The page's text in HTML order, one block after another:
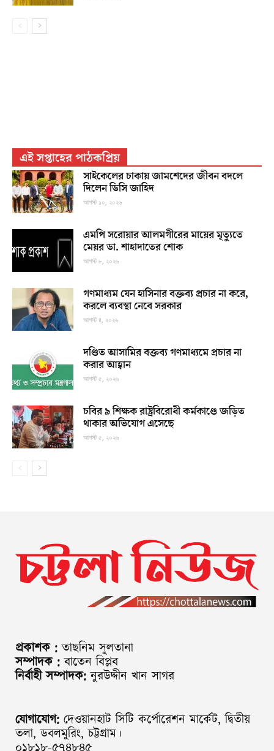
এই সপ্তাহের পাঠকপ্রিয়
সাইকেলের চাকায় জামশেদের জীবন বদলে
দিলেন ডিসি জাহিদ
আগস্ট ১০, ২০২৬
এমপি সরোয়ার আলমগীরের মায়ের মৃত্যুতে
মেয়র ডা. শাহাদাতের শোক
আগস্ট ৮, ২০২৬
গণমাধ্যম যেন হাসিনার বক্তব্য প্রচার না করে,
করলে ব্যবস্থা নেবে সরকার
আগস্ট ৪, ২০২৬
দণ্ডিত আসামির বক্তব্য গণমাধ্যমে প্রচার না
করার আহ্বান
আগস্ট ৫, ২০২৬
চবির ৯ শিক্ষক রাষ্ট্রবিরোধী কর্মকাণ্ডে জড়িত
থাকার অভিযোগ এসেছে
আগস্ট ৫, ২০২৬
প্রকাশক : তাছনিম সুলতানা
সম্পাদক : বাতেন বিপ্লব
নির্বাহী সম্পাদক: নুরউদ্দীন খান সাগর
যোগাযোগ: দেওয়ানহাট সিটি কর্পোরেশন মার্কেট, দ্বিতীয়
তলা, ডবলমুরিং, চট্টগ্রাম।